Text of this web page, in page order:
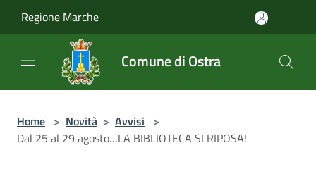
Regione Marche
Comune di Ostra
Home > Novità > Avvisi >
Dal 25 al 29 agosto…LA BIBLIOTECA SI RIPOSA!